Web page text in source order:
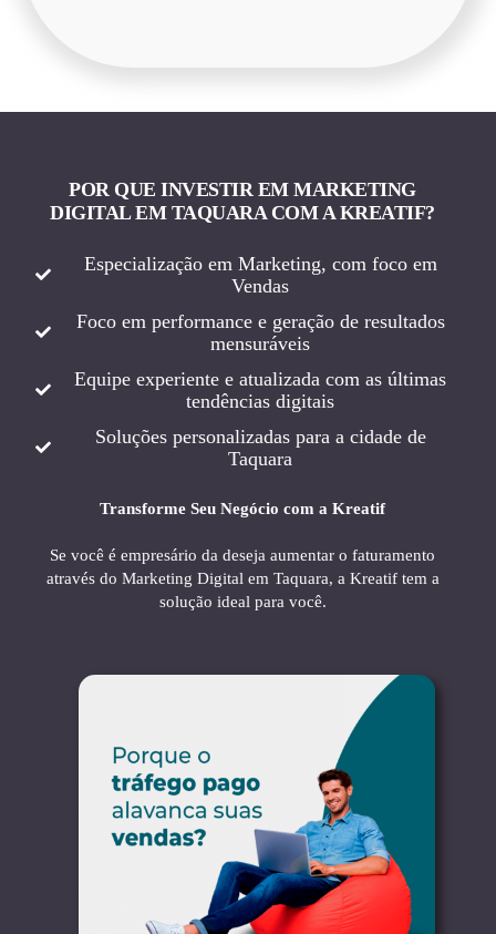
POR QUE INVESTIR EM MARKETING
DIGITAL EM TAQUARA COM A KREATIF?
Especialização em Marketing, com foco em
Vendas
Foco em performance e geração de resultados
mensuráveis
Equipe experiente e atualizada com as últimas
tendências digitais
Soluções personalizadas para a cidade de
Taquara
Transforme Seu Negócio com a Kreatif
Se você é empresário da deseja aumentar o faturamento
através do Marketing Digital em Taquara, a Kreatif tem a
solução ideal para você.